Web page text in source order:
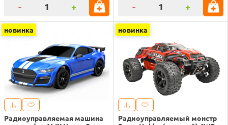
- + - +
новинка
Радиоуправляемая машина
новинка
Радиоуправляемый монстр